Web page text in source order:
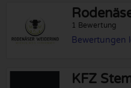
1 Bewertung
Bewertungen
KFZ